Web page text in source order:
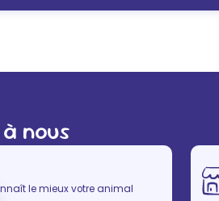
nous
le mieux votre animal